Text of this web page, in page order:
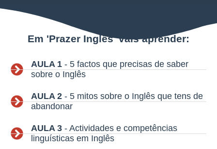
Em 'Prazer Inglês' vais aprender:
AULA 1 - 5 factos que precisas de saber
sobre o Inglês
AULA 2 - 5 mitos sobre o Inglês que tens de
abandonar
AULA 3 - Actividades e competências
linguísticas em Inglês